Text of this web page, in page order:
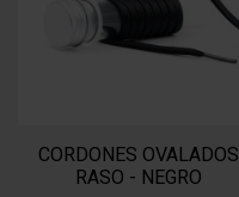
CORDONES OVALADOS
RASO - NEGRO